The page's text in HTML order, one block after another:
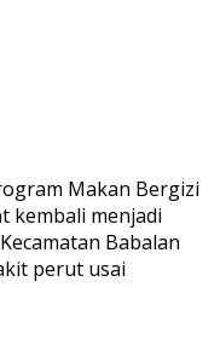
Makan Bergizi
kembali menjadi
Babalan
perut usai